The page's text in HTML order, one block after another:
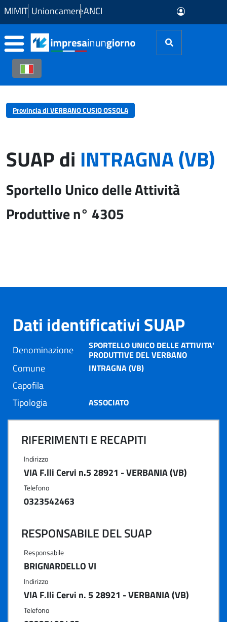
Skip to Main Content
MIMIT UnioncamereANCI
Provincia di VERBANO CUSIO OSSOLA
SUAP di INTRAGNA (VB)
Sportello Unico delle Attività
Produttive n° 4305
Dati identificativi SUAP
Denominazione SPORTELLO UNICO DELLE ATTIVITA'
PRODUTTIVE DEL VERBANO
Comune INTRAGNA (VB)
Capofila
Tipologia
ASSOCIATO
RIFERIMENTI E RECAPITI
Indirizzo
VIA F.lli Cervi n.5 28921 - VERBANIA (VB)
Telefono
0323542463
RESPONSABILE DEL SUAP
Responsabile
BRIGNARDELLO VI
Indirizzo
VIA F.lli Cervi n. 5 28921 - VERBANIA (VB)
Telefono